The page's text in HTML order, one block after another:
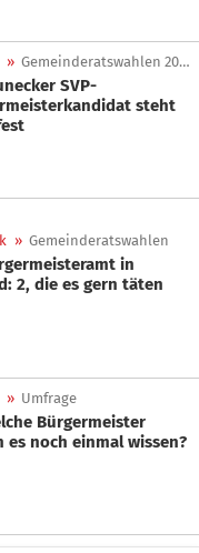
» Gemeinderatswahlen 2025
steht
» Gemeinderatswahlen
2, die es gern täten
» Umfrage
es noch einmal wissen?